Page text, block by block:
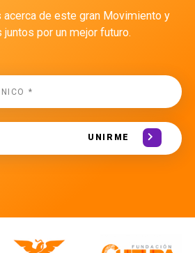
acerca de este gran Movimiento y
juntos por un mejor futuro.
UNIRME